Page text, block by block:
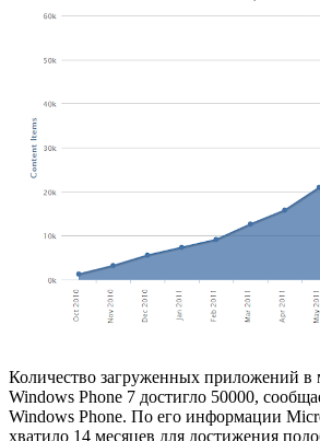
Количество загруженных приложений в
Windows Phone 7 достигло 50000,
Windows Phone. По его информации
хватило 14 месяцев для достижения